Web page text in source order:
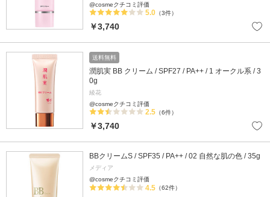
@cosmeクチコミ評価
5.0 （3件）
￥3,740
送料無料
潤肌実 BB クリーム / SPF27 / PA++ / 1 オークル系 / 3
0g
綾花
@cosmeクチコミ評価
2.5 （6件）
￥3,740
BBクリームS / SPF35 / PA++ / 02 自然な肌の色 / 35g
メディア
@cosmeクチコミ評価
4.5 （62件）